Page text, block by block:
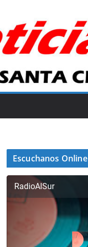
Escuchanos Online